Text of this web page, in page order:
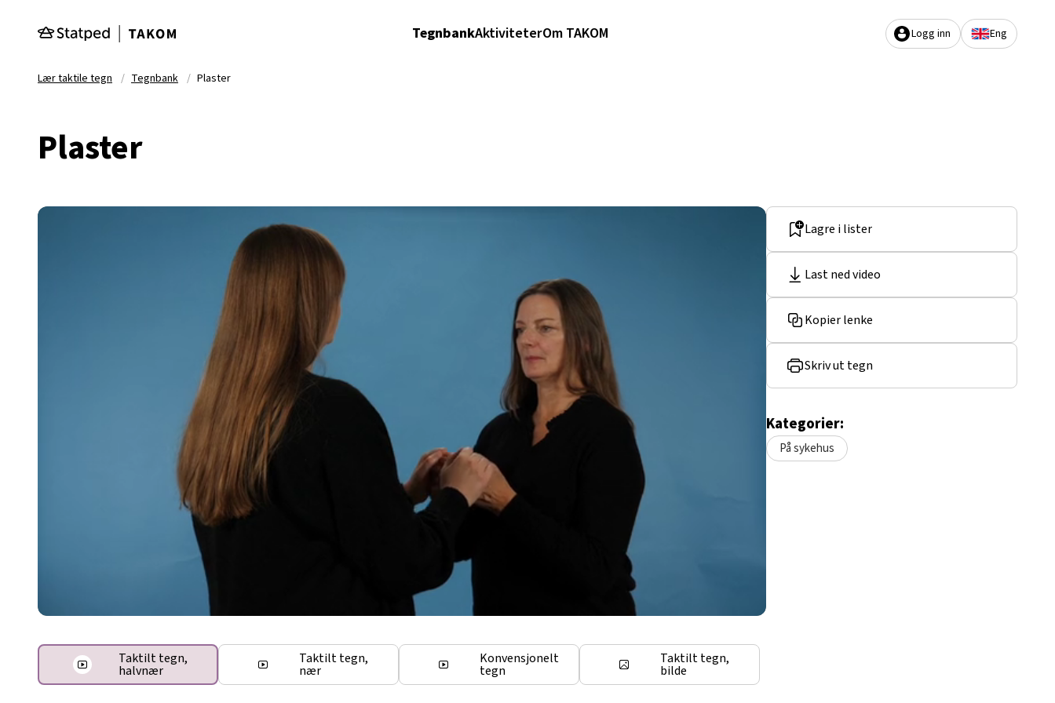
TegnbankAktiviteterOm TAKOM Logg inn Eng
Lær taktile tegn Tegnbank Plaster
Plaster
Lagre i lister
Last ned video
Kopier lenke
Skriv ut tegn
Kategorier:
På sykehus
Taktilt tegn,
halvnær
Taktilt tegn,
nær
Konvensjonelt
tegn
Taktilt tegn,
bilde